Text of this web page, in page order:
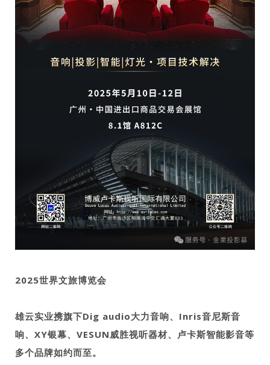
2025世界文旅博览会
雄云实业携旗下Dig audio大力音响、Inris音尼斯音
响、XY银幕、VESUN威胜视听器材、卢卡斯智能影音等
多个品牌如约而至。